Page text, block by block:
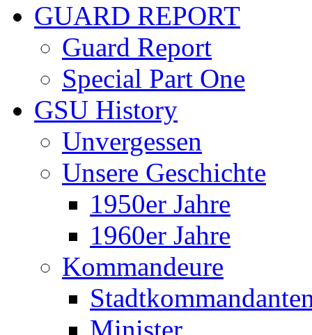
GUARD REPORT
Guard Report
Special Part One
GSU History
Unvergessen
Unsere Geschichte
1950er Jahre
1960er Jahre
Kommandeure